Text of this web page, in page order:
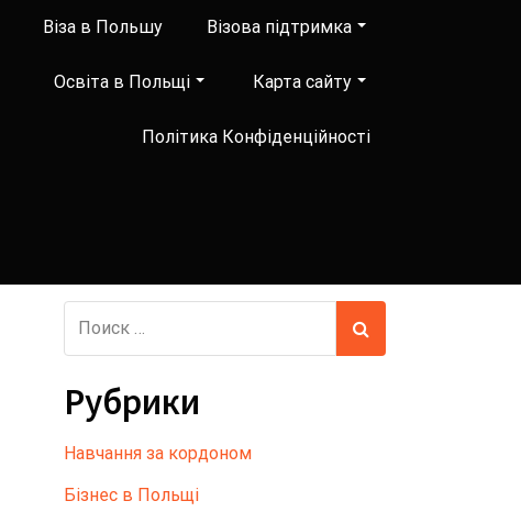
Віза в Польшу Візова підтримка
Освіта в Польщі Карта сайту
Політика Конфіденційності
Рубрики
Hавчання за кордоном
Бізнес в Польщі